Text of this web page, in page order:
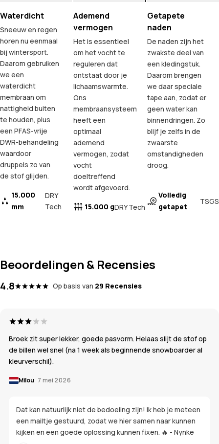
Waterdicht
Sneeuw en regen
horen nu eenmaal
bij wintersport.
Daarom gebruiken
we een
waterdicht
membraan om
nattigheid buiten
te houden, plus
een PFAS-vrije
DWR-behandeling
waardoor
druppels zo van
de stof glijden.
15.000
mm
DRY
Tech
Ademend
vermogen
Het is essentieel
om het vocht te
reguleren dat
ontstaat door je
lichaamswarmte.
Ons
membraansysteem
heeft een
optimaal
ademend
vermogen, zodat
vocht
doeltreffend
wordt afgevoerd.
15.000 gDRY Tech
Getapete
naden
De naden zijn het
zwakste deel van
een kledingstuk.
Daarom brengen
we daar speciale
tape aan, zodat er
geen water kan
binnendringen. Zo
blijf je zelfs in de
zwaarste
omstandigheden
droog.
Volledig
getapet
TSGS
Beoordelingen & Recensies
4.8 Op basis van 29 Recensies
Broek zit super lekker, goede pasvorm. Helaas slijt de stof op
de billen wel snel (na 1 week als beginnende snowboarder al
kleurverschil).
Milou 7 mei 2026
Dat kan natuurlijk niet de bedoeling zijn! Ik heb je meteen
een mailtje gestuurd, zodat we hier samen naar kunnen
kijken en een goede oplossing kunnen fixen. 🔥 - Nynke